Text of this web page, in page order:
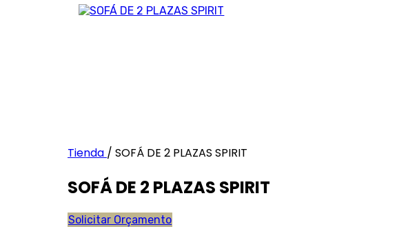
Tienda / SOFÁ DE 2 PLAZAS SPIRIT
SOFÁ DE 2 PLAZAS SPIRIT
Solicitar Orçamento